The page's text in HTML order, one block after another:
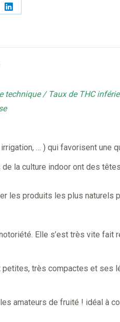
Share
/ Taux de THC
… ) qui favorisent une
la culture indoor ont des
les produits les plus naturels
Elle s’est très vite fait
très compactes et ses
amateurs de fruité ! idéal à